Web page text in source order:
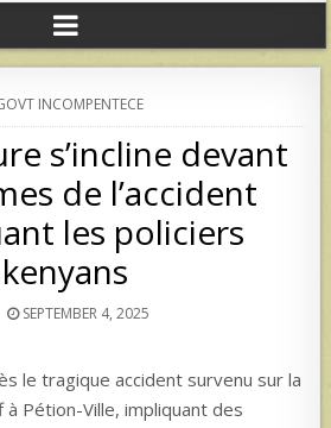
INCOMPENTECE
s’incline devant
de l’accident
les policiers
kenyans
SEPTEMBER 4, 2025
le tragique accident survenu sur la
Pétion-Ville, impliquant des